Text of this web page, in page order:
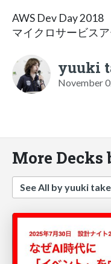
AWS Dev Day 2018
マイクロサービス
yuuki
November
More
See All by yuuki